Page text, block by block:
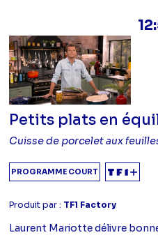
Petits plats en
Cuisse de porcelet aux
PROGRAMME COURT
Produit par : TF1 Factory
Laurent Mariotte délivre